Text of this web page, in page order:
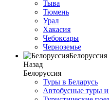
Тыва
Тюмень
Урал
Хакасия
Чебоксары
Черноземье
Белоруссия
Назад
Белоруссия
Туры в Беларусь
Автобусные туры